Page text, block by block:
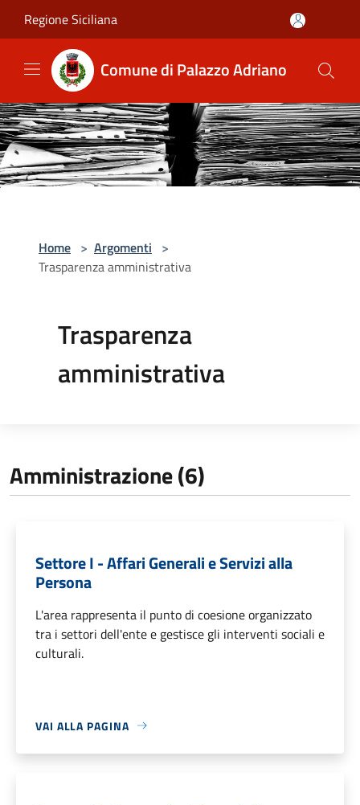
Regione Siciliana
Comune di Palazzo Adriano
Home > Argomenti >
Trasparenza amministrativa
Trasparenza
amministrativa
Amministrazione (6)
Settore I - Affari Generali e Servizi alla
Persona
L'area rappresenta il punto di coesione organizzato
tra i settori dell'ente e gestisce gli interventi sociali e
culturali.
VAI ALLA PAGINA